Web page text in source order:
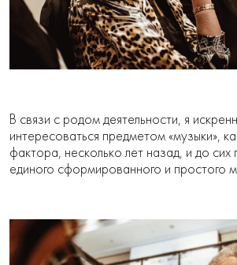
В связи с родом деятельности, я
интересоваться предметом «музыки»,
фактора, несколько лет назад, и до сих
единого сформированного и простого